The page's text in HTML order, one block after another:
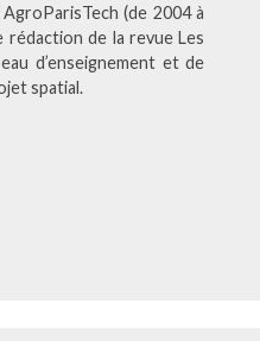
(de 2004 à
rédaction de la revue Les
d’enseignement et de
spatial.